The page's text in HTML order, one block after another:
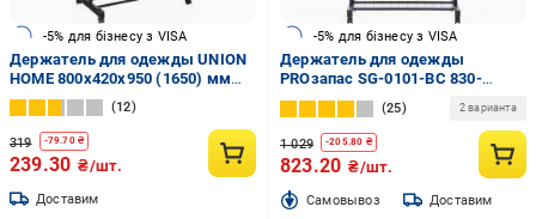
-5% для бізнесу з VISA
Держатель для одежды UNION
HOME 800x420x950 (1650) мм
одинарный передвижной на
колесах черный
12
319 -79.70₴
239.30 ₴/шт.
Доставим
-5% для бізнесу з VISA
Держатель для одежды
PROзапас SG-0101-BC 830-
1360x400x900-1570 мм
одинарный с полочкой черный/
хром
25 2 варианта
1 029 -205.80 ₴
823.20 ₴/шт.
Cамовывоз Доставим